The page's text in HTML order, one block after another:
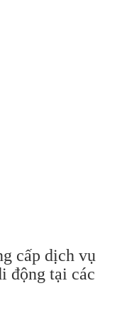
cấp dịch vụ
động tại các